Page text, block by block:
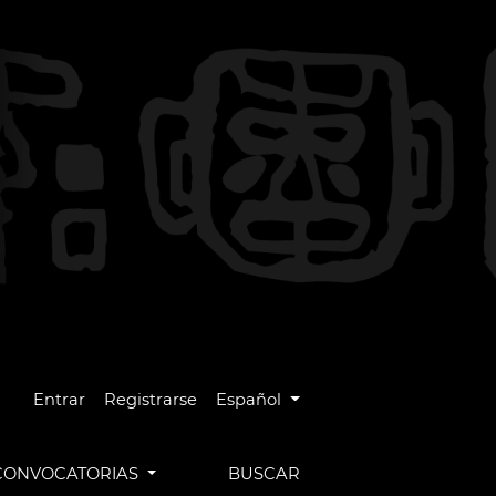
Entrar Registrarse Cambiar el idioma. El idioma actual
Español
BUSCAR